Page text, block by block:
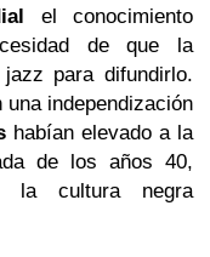
el conocimiento
de que la
para difundirlo.
independización
habían elevado a la
de los años 40,
la cultura negra